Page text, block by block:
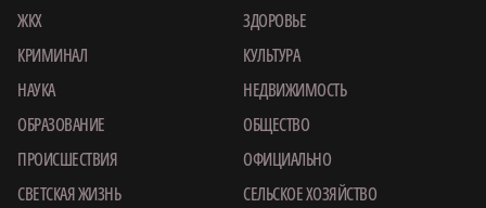
ЖКХ
ЗДОРОВЬЕ
КРИМИНАЛ
КУЛЬТУРА
НАУКА
НЕДВИЖИМОСТЬ
ОБРАЗОВАНИЕ
ОБЩЕСТВО
ПРОИСШЕСТВИЯ
ОФИЦИАЛЬНО
СВЕТСКАЯ ЖИЗНЬ
СЕЛЬСКОЕ ХОЗЯЙСТВО